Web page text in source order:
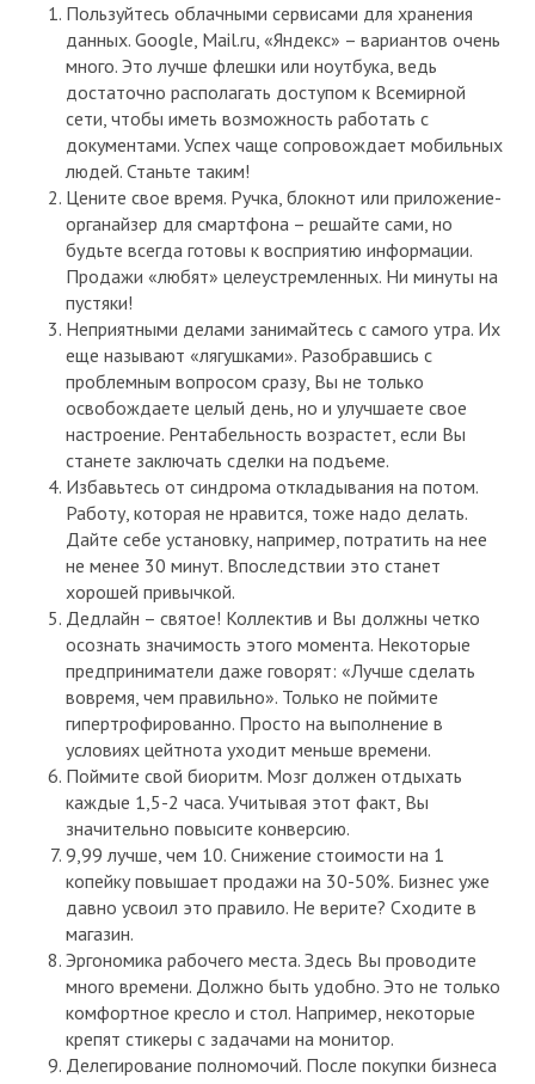
Пользуйтесь облачными сервисами для хранения
данных. Google, Mail.ru, «Яндекс» – вариантов очень
много. Это лучше флешки или ноутбука, ведь
достаточно располагать доступом к Всемирной
сети, чтобы иметь возможность работать с
документами. Успех чаще сопровождает мобильных
людей. Станьте таким!
Цените свое время. Ручка, блокнот или приложение-
органайзер для смартфона – решайте сами, но
будьте всегда готовы к восприятию информации.
Продажи «любят» целеустремленных. Ни минуты на
пустяки!
Неприятными делами занимайтесь с самого утра. Их
еще называют «лягушками». Разобравшись с
проблемным вопросом сразу, Вы не только
освобождаете целый день, но и улучшаете свое
настроение. Рентабельность возрастет, если Вы
станете заключать сделки на подъеме.
Избавьтесь от синдрома откладывания на потом.
Работу, которая не нравится, тоже надо делать.
Дайте себе установку, например, потратить на нее
не менее 30 минут. Впоследствии это станет
хорошей привычкой.
Дедлайн – святое! Коллектив и Вы должны четко
осознать значимость этого момента. Некоторые
предприниматели даже говорят: «Лучше сделать
вовремя, чем правильно». Только не поймите
гипертрофированно. Просто на выполнение в
условиях цейтнота уходит меньше времени.
Поймите свой биоритм. Мозг должен отдыхать
каждые 1,5-2 часа. Учитывая этот факт, Вы
значительно повысите конверсию.
9,99 лучше, чем 10. Снижение стоимости на 1
копейку повышает продажи на 30-50%. Бизнес уже
давно усвоил это правило. Не верите? Сходите в
магазин.
Эргономика рабочего места. Здесь Вы проводите
много времени. Должно быть удобно. Это не только
комфортное кресло и стол. Например, некоторые
крепят стикеры с задачами на монитор.
Делегирование полномочий. После покупки бизнеса